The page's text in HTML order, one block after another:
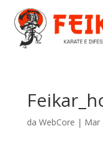
da WebCore | Mar